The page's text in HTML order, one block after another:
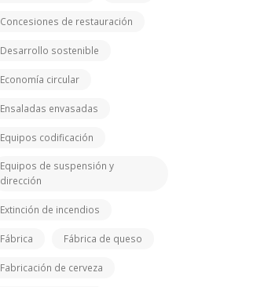
Concesiones de restauración
Desarrollo sostenible
Economía circular
Ensaladas envasadas
Equipos codificación
Equipos de suspensión y
dirección
Extinción de incendios
Fábrica Fábrica de queso
Fabricación de cerveza